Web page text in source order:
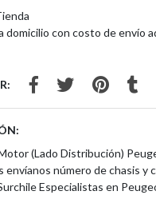
domicilio con costo de envío
(Lado Distribución)
envíanos número de chasis y
Especialistas en